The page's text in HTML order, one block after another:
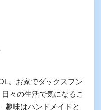
。お家でダックスフン
々の生活で気になるこ
趣味はハンドメイドと